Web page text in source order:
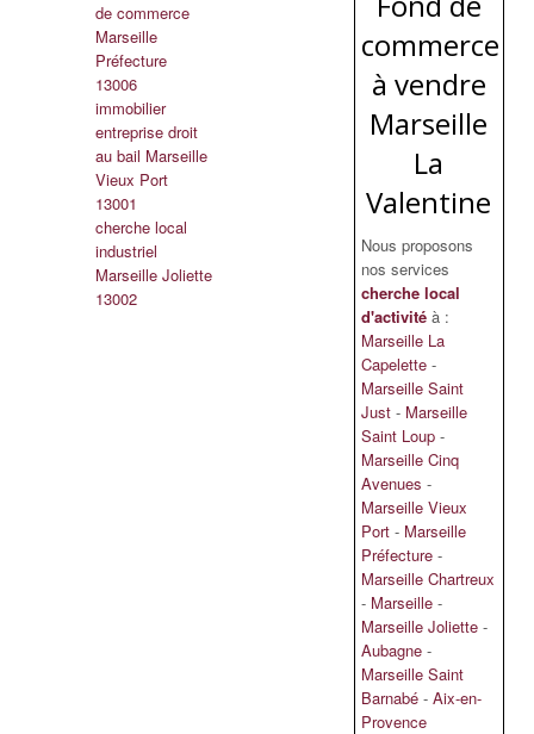
de commerce
Marseille
Préfecture
13006
immobilier
entreprise droit
au bail Marseille
Vieux Port
13001
cherche local
industriel
Marseille Joliette
13002
commerce
à vendre
Marseille
La
Valentine
Nous proposons
nos services
cherche local
d'activité à :
Marseille La
Capelette -
Marseille Saint
Just - Marseille
Saint Loup -
Marseille Cinq
Avenues -
Marseille Vieux
Port - Marseille
Préfecture -
Marseille Chartreux
- Marseille -
Marseille Joliette -
Aubagne -
Marseille Saint
Barnabé - Aix-en-
Provence